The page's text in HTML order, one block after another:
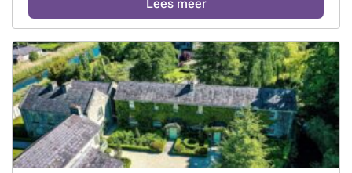
Lees meer